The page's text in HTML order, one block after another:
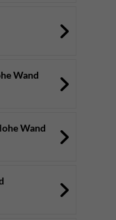
Wand
Wand